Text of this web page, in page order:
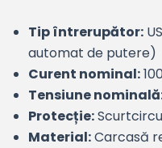
Tip întrerupător:
automat de putere)
Curent nominal:
Tensiune
Protecție:
Material:Carcasă